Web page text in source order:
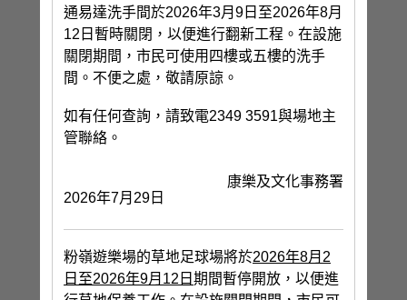
通易達洗手間於2026年3月9日至2026年8月
12日暫時關閉，以便進行翻新工程。在設施
關閉期間，市民可使用四樓或五樓的洗手
間。不便之處，敬請原諒。
如有任何查詢，請致電2349 3591與場地主
管聯絡。
康樂及文化事務署
2026年7月29日
粉嶺遊樂場的草地足球場將於2026年8月2
日至2026年9月12日 期間暫停開放，以便進